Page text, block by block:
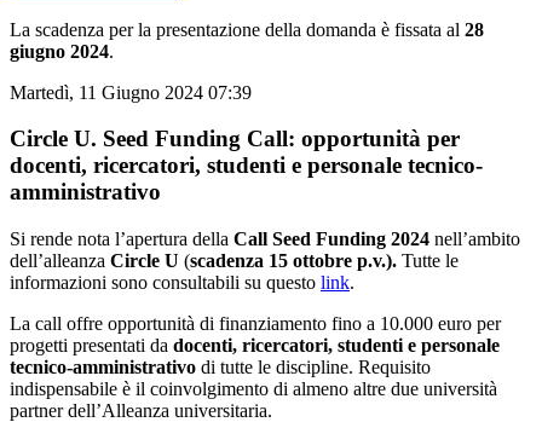
La scadenza per la presentazione della domanda è fissata al 28
giugno 2024.
Martedì, 11 Giugno 2024 07:39
Circle U. Seed Funding Call: opportunità per
docenti, ricercatori, studenti e personale tecnico-
amministrativo
Si rende nota l’apertura della Call Seed Funding 2024 nell’ambito
dell’alleanza Circle U (scadenza 15 ottobre p.v.). Tutte le
informazioni sono consultabili su questo link.
La call offre opportunità di finanziamento fino a 10.000 euro per
progetti presentati da docenti, ricercatori, studenti e personale
tecnico-amministrativo di tutte le discipline. Requisito
indispensabile è il coinvolgimento di almeno altre due università
partner dell’Alleanza universitaria.